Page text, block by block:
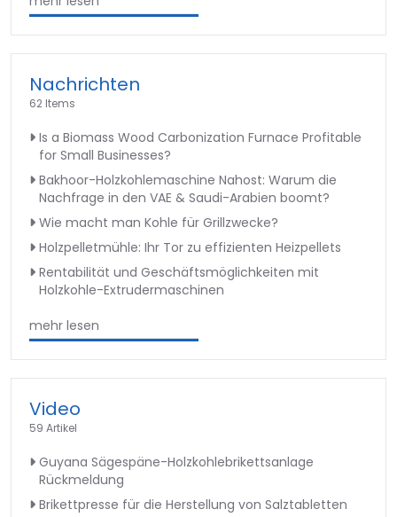
Nachrichten
62 Items
Is a Biomass Wood Carbonization Furnace Profitable
for Small Businesses?
Bakhoor-Holzkohlemaschine Nahost: Warum die
Nachfrage in den VAE & Saudi-Arabien boomt?
Wie macht man Kohle für Grillzwecke?
Holzpelletmühle: Ihr Tor zu effizienten Heizpellets
Rentabilität und Geschäftsmöglichkeiten mit
Holzkohle-Extrudermaschinen
mehr lesen
Video
59 Artikel
Guyana Sägespäne-Holzkohlebrikettsanlage
Rückmeldung
Brikettpresse für die Herstellung von Salztabletten